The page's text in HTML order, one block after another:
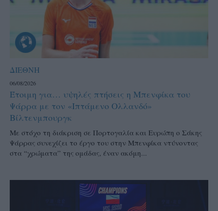
ΔΙΕΘΝΗ
06/08/2026
Έτοιμη για… υψηλές πτήσεις η Μπενφίκα του
Ψάρρα με τον «Ιπτάμενο Ολλανδό»
Βίλτενμπουργκ
Mε στόχο τη διάκριση σε Πορτογαλία και Ευρώπη ο Σάκης
Ψάρρας συνεχίζει το έργο του στην Μπενφίκα ντύνοντας
στα “χρώματα” της ομάδας, έναν ακόμη...